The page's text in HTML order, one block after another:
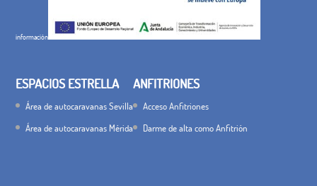
información
ESPACIOS ESTRELLA
Área de autocaravanas Sevilla
Área de autocaravanas Mérida
ANFITRIONES
Acceso Anfitriones
Darme de alta como Anfitrión